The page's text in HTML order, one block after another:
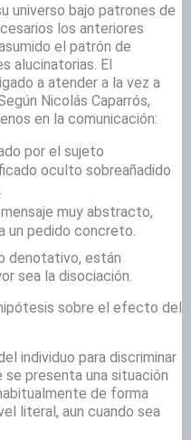
universo bajo patrones de
los anteriores
el patrón de
alucinatorias. El
a atender a la vez a
Nicolás Caparrós,
en la comunicación:
por el sujeto
oculto sobreañadido
muy abstracto,
un pedido concreto.
denotativo, están
sea la disociación.
sobre el efecto del
individuo para discriminar
presenta una situación
de forma
literal, aun cuando sea